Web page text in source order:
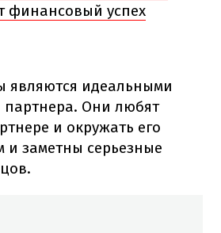
финансовый успех
являются идеальными
партнера. Они любят
и окружать его
заметны серьезные